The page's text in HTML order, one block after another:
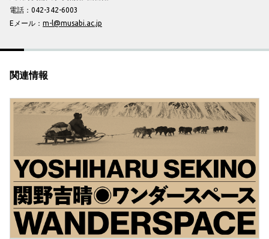
電話：042-342-6003
Eメール： m-l@musabi.ac.jp
関連情報